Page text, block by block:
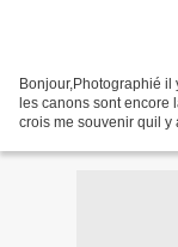
Bonjour,Photographié il
les canons sont encore
crois me souvenir quil y